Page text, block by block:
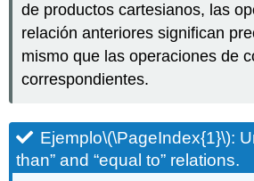
de productos cartesianos, las
relación anteriores significan
mismo que las operaciones de
correspondientes.
Ejemplo\(\PageIndex{1}\):
than” and “equal to” relations.